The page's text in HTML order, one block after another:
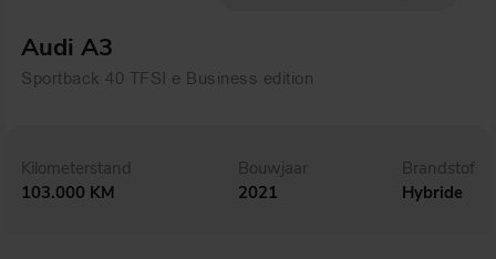
Audi A3
Sportback 40 TFSI e Business edition
Kilometerstand
103.000 KM
Bouwjaar
2021
Brandstof
Hybride